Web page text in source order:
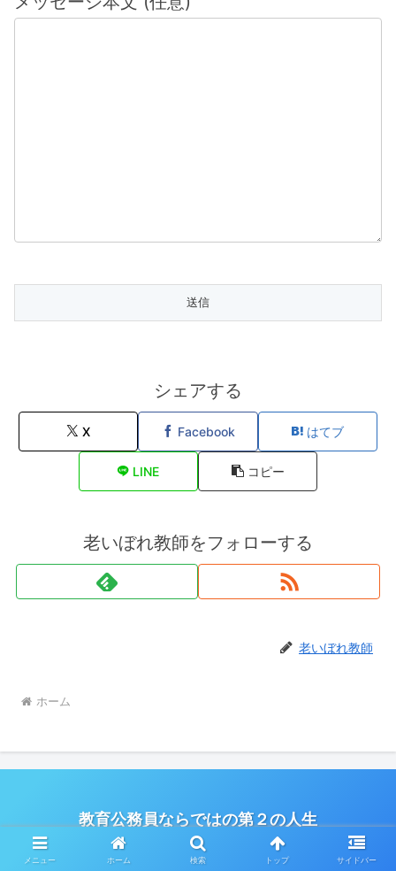
シェアする
X Facebook はてブ
LINE コピー
老いぼれ教師をフォローする
老いぼれ教師
ホーム
教育公務員ならではの第２の人生
© 2022 教育公務員ならではの第２の人生.
メニュー ホーム 検索 トップ サイドバー